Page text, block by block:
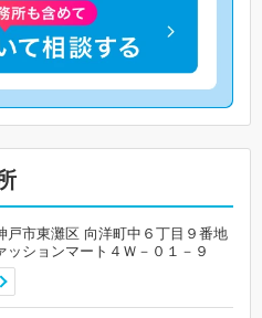
戸市東灘区 向洋町中６丁目９番地
ッションマート４Ｗ－０１－９